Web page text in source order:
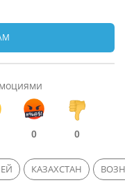
0 0
КАЗАХСТАН